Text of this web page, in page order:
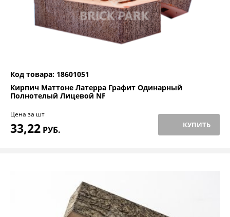
Код товара: 18601051
Кирпич Маттоне Латерра Графит Одинарный
Полнотелый Лицевой NF
Цена за шт
33,22 РУБ. КУПИТЬ